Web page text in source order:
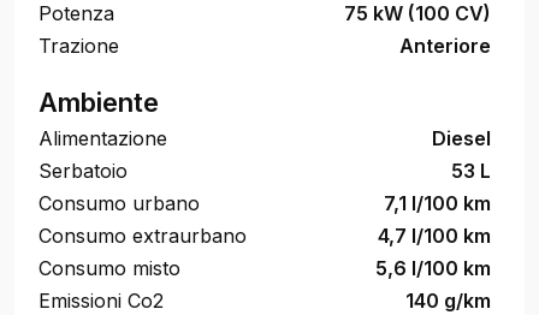
Potenza
75 kW (100 CV)
Trazione
Anteriore
Ambiente
Alimentazione
Diesel
Serbatoio
53 L
Consumo urbano
7,1 l/100 km
Consumo extraurbano
4,7 l/100 km
Consumo misto
5,6 l/100 km
Emissioni Co2
140 g/km